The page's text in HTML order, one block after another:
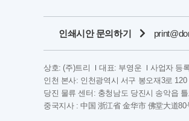
인쇄시안 문의하기
상호: (주)트리 대표: 부영운 사업자 등
인천 본사: 인천광역시 서구 봉오재3로
당진 물류 센터: 충청남도 당진시 송악읍
중국지사 : 中国 浙江省 金华市 佛堂大道80